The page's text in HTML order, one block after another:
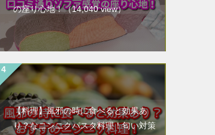
の座り心地！（14,040 view）
【料理】風邪の時に食べると効果あ
り？なニンニクパスタ料理！匂い対策